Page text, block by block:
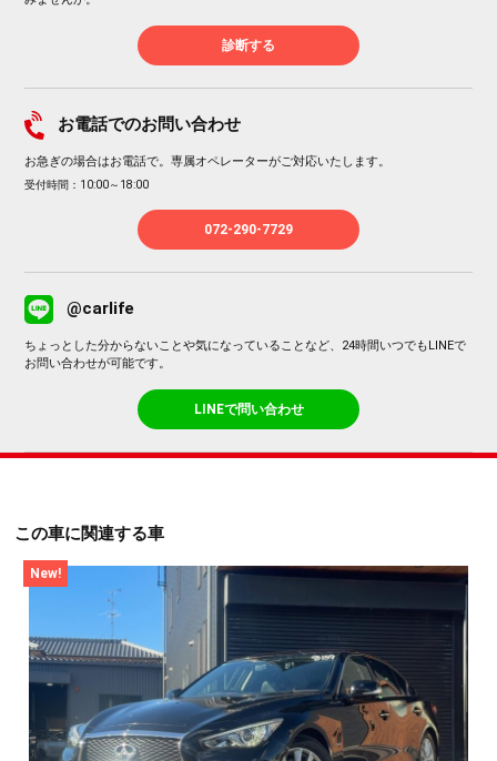
診断する
お電話でのお問い合わせ
お急ぎの場合はお電話で。専属オペレーターがご対応いたします。
受付時間：10:00～18:00
072-290-7729
@carlife
ちょっとした分からないことや気になっていることなど、24時間いつでもLINEで
お問い合わせが可能です。
LINEで問い合わせ
この車に関連する車
New!